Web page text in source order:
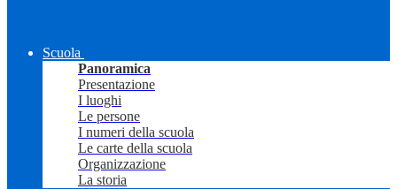
Scuola
Panoramica
Presentazione
I luoghi
Le persone
I numeri della scuola
Le carte della scuola
Organizzazione
La storia